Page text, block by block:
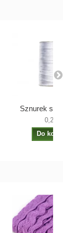
Sznurek
0,25
Do